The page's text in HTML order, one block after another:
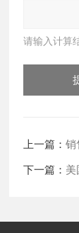
请输入计算
上一篇：销
下一篇： 美